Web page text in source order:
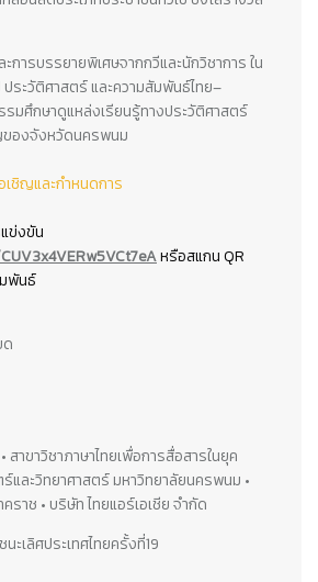
การบรรยายพิเศษจากกวีและนักวิชาการ ใน
ระวัติศาสตร์ และความสัมพันธ์ไทย–
มศึกษาดูแหล่งเรียนรู้ทางประวัติศาสตร์
องจังหวัดนครพนม
ชิญและกำหนดการ
ข่งขัน
หรือสแกน QR
พันธ์
ด
าขาวิชาภาษาไทยเพื่อการสื่อสารในยุค
ละวิทยาศาสตร์ มหาวิทยาลัยนครพนม •
าช • บริษัท ไทยแอร์เอเชีย จำกัด
เลิศประเทศไทยครั้งที่19